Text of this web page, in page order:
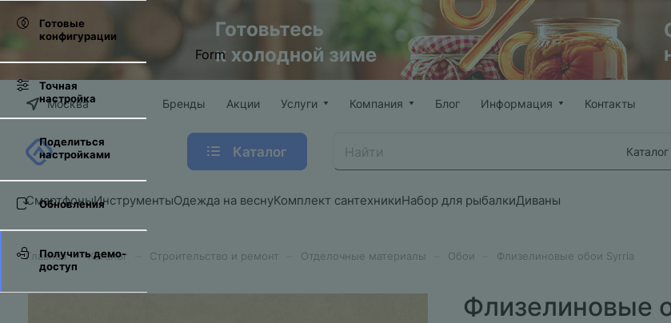
Москва Бренды Акции Услуги Компания Блог Информация Контакты
Каталог
Каталог
СмартфоныИнструментыОдежда на веснуКомплект сантехникиНабор для рыбалкиДиваны
Главная – Каталог Строительство и ремонт Отделочные материалы Обои Флизелиновые обои Syrria
Флизелиновые
Готовые
конфигурации
Точная
настройка
Поделиться
настройками
Обновления
Получить демо-
доступ
Form